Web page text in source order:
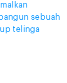
sebuah
telinga